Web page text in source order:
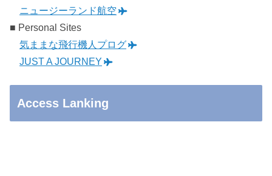
ニュージーランド航空
■ Personal Sites
気ままな飛行機人プログ
JUST A JOURNEY
Access Lanking